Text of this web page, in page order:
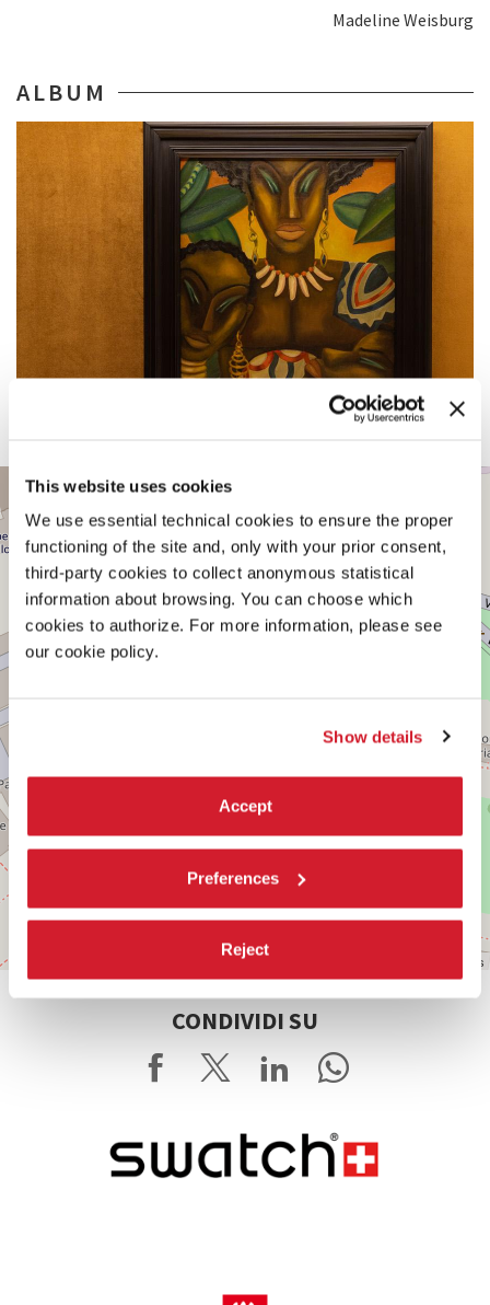
This website uses cookies
We use essential technical cookies to ensure the proper
functioning of the site and, only with your prior consent,
third-party cookies to collect anonymous statistical
information about browsing. You can choose which
cookies to authorize. For more information, please see
our cookie policy.
Show details
Accept
Preferences
Reject
Madeline Weisburg
ALBUM
PADIGLIONE
CENTRALE
contributors
CONDIVIDI SU